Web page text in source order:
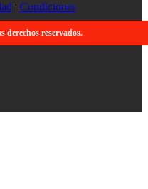
| Condiciones
derechos reservados.